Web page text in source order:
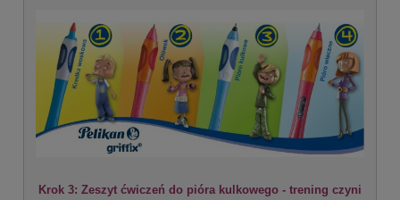
Krok 3: Zeszyt ćwiczeń do pióra kulkowego - trening czyni